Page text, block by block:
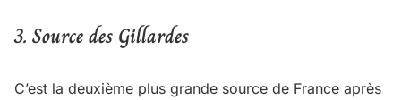
3. Source des Gillardes
C’est la deuxième plus grande source de France après